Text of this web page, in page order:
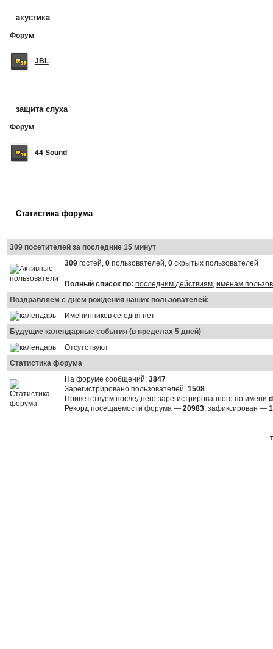
акустика
Форум
JBL
защита слуха
Форум
44 Sound
Статистика форума
309 посетителей за последние 15 минут
309гостей, 0пользователей, 0скрытых пользователей
Полный список по: последним действиям, именам
Поздравляем с днем рождения наших пользователей:
Именинников сегодня нет
Будущие календарные события (в пределах 5 дней)
Отсутствуют
Статистика форума
На форуме сообщений: 3847
Зарегистрировано пользователей: 1508
Приветствуем последнего зарегистрированного по имени
Рекорд посещаемости форума — 20983, зафиксирован —